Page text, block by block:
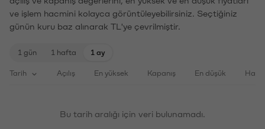
ve işlem hacmini kolayca görüntüleyebilirsiniz. Seçtiğiniz
günün kuru baz alınarak TL'ye çevrilmiştir.
1 gün 1 hafta 1 ay
Tarih Açılış En yüksek Kapanış En düşük
Bu tarih aralığı için veri bulunamadı.